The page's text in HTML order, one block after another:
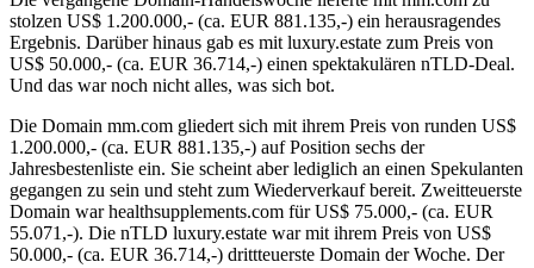
stolzen US$ 1.200.000,- (ca. EUR 881.135,-) ein herausragendes
Ergebnis. Darüber hinaus gab es mit luxury.estate zum Preis von
US$ 50.000,- (ca. EUR 36.714,-) einen spektakulären nTLD-Deal.
Und das war noch nicht alles, was sich bot.
Die Domain mm.com gliedert sich mit ihrem Preis von runden US$
1.200.000,- (ca. EUR 881.135,-) auf Position sechs der
Jahresbestenliste ein. Sie scheint aber lediglich an einen Spekulanten
gegangen zu sein und steht zum Wiederverkauf bereit. Zweitteuerste
Domain war healthsupplements.com für US$ 75.000,- (ca. EUR
55.071,-). Die nTLD luxury.estate war mit ihrem Preis von US$
50.000,- (ca. EUR 36.714,-) drittteuerste Domain der Woche. Der